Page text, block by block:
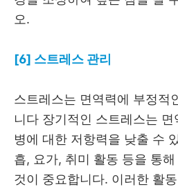
오.
[6] 스트레스 관리
스트레스는 면역력에 부정적
니다 장기적인 스트레스는
병에 대한 저항력을 낮출 수
흡, 요가, 취미 활동 등을 통
것이 중요합니다. 이러한 활